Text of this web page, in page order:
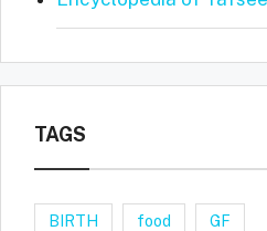
TAGS
BIRTH food GF